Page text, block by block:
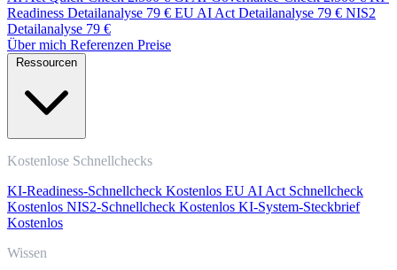
Readiness Detailanalyse 79 € EU AI Act Detailanalyse 79 € NIS2
Detailanalyse 79 €
Über mich Referenzen Preise
Kostenlose Schnellchecks
KI-Readiness-Schnellcheck Kostenlos EU AI Act Schnellcheck
Kostenlos NIS2-Schnellcheck Kostenlos KI-System-Steckbrief
Kostenlos
Wissen